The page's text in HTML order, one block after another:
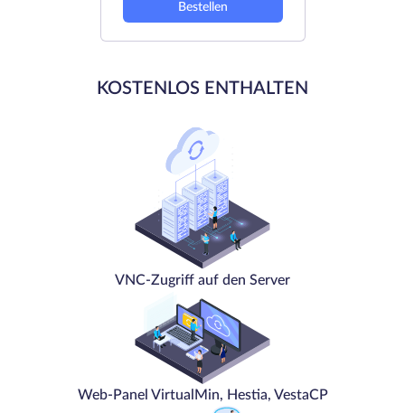
Bestellen
KOSTENLOS ENTHALTEN
VNC-Zugriff auf den Server
Web-Panel VirtualMin, Hestia, VestaCP